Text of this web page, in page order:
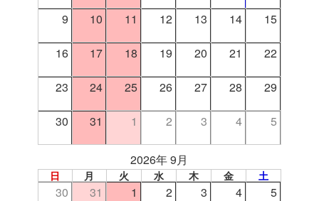
9 10 11 12 13 14 15
16 17 18 19 20 21 22
23 24 25 26 27 28 29
30 31 1 2 3 4 5
2026年 9月
日 月 火 水 木 金 土
30 31 1 2 3 4 5